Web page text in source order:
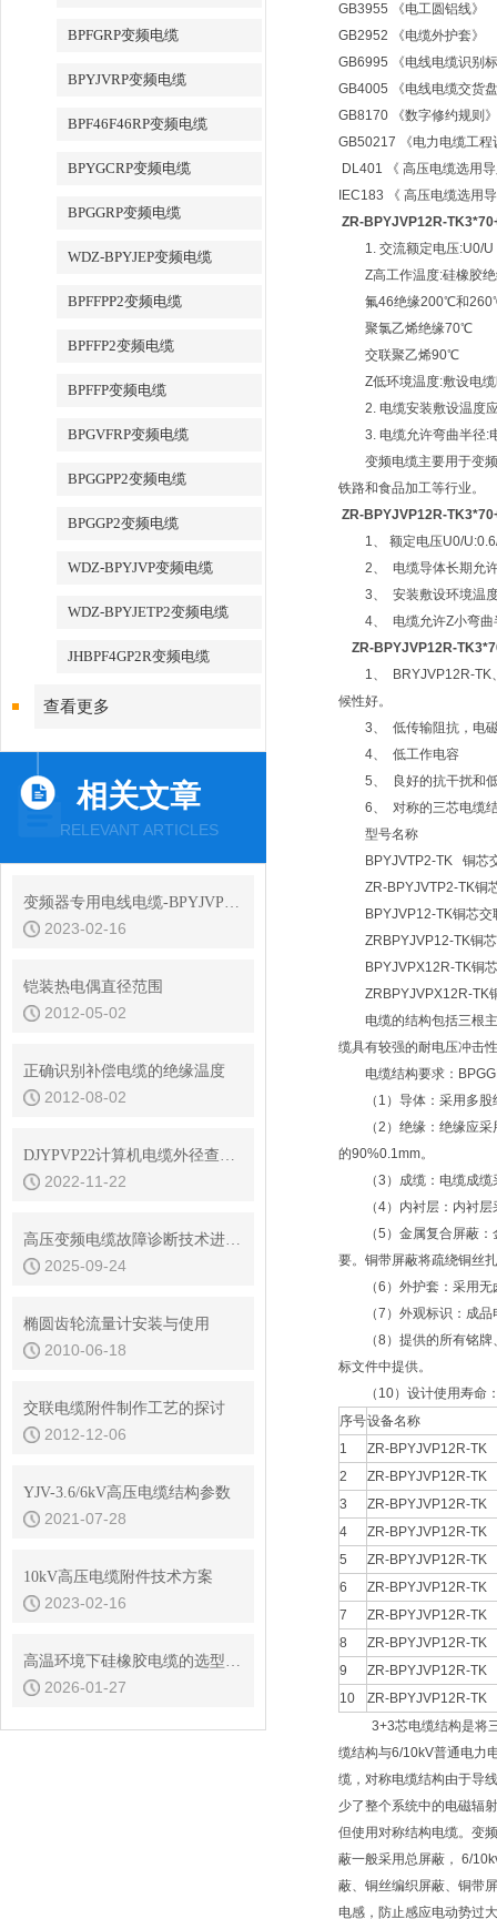
BPFGRP变频电缆
BPYJVRP变频电缆
BPF46F46RP变频电缆
BPYGCRP变频电缆
BPGGRP变频电缆
WDZ-BPYJEP变频电缆
BPFFPP2变频电缆
BPFFP2变频电缆
BPFFP变频电缆
BPGVFRP变频电缆
BPGGPP2变频电缆
BPGGP2变频电缆
WDZ-BPYJVP变频电缆
WDZ-BPYJETP2变频电缆
JHBPF4GP2R变频电缆
查看更多
相关文章
RELEVANT ARTICLES
变频器专用电线电缆-BPYJVP12R柔性变频电缆选型
2023-02-16
铠装热电偶直径范围
2012-05-02
正确识别补偿电缆的绝缘温度
2012-08-02
DJYPVP22计算机电缆外径查询表
2022-11-22
高压变频电缆故障诊断技术进展：从局部放电检测到在线监测系统
2025-09-24
椭圆齿轮流量计安装与使用
2010-06-18
交联电缆附件制作工艺的探讨
2012-12-06
YJV-3.6/6kV高压电缆结构参数
2021-07-28
10kV高压电缆附件技术方案
2023-02-16
高温环境下硅橡胶电缆的选型与长期老化性能评估
2026-01-27
GB3955 《电工圆铝线》
GB2952 《电缆外护套》
GB6995 《电线电缆识别
GB4005 《电线电缆交货
GB8170 《数字修约规则》
GB50217 《电力电缆工程
DL401 《 高压电缆选用
IEC183 《 高压电缆选用
ZR-BPYJVP12R-
1. 交流额定电压:U0/U
Z高工作温度:硅橡胶
氟46绝缘200℃和
聚氯乙烯绝缘70℃
交联聚乙烯90℃
Z低环境温度:敷设电缆
2. 电缆安装敷设温度
3. 电缆允许弯曲半径:
变频电缆主要用于变频
铁路和食品加工等行业。
ZR-BPYJVP12R-
1、 额定电压U0/
2、 电缆导体长期允许
3、 安装敷设环境温度
4、 电缆允许Z小弯曲
ZR-BPYJVP12R-
1、 BRYJVP12R-TK、
候性好。
3、 低传输阻抗，电磁
4、 低工作电容
5、 良好的抗干扰和低
6、 对称的三芯电缆结
型号名称
BPYJVTP2-TK 铜芯交
ZR-BPYJVTP2-TK铜芯
BPYJVP12-TK铜芯交
ZRBPYJVP12-TK铜芯
BPYJVPX12R-TK铜芯
ZRBPYJVPX12R-TK铜
电缆的结构包括三根主
缆具有较强的耐电压冲击
电缆结构要求：
（1）导体：采用多股细
（2）绝缘：绝缘应采用
的90%0.1mm。
（3）成缆：电缆成缆采
（4）内衬层：内衬层
（5）金属复合屏蔽：金
要。铜带屏蔽将疏绕铜丝
（6）外护套：采用无卤
（7）外观标识：成品电
（8）提供的所有铭牌、
标文件中提供。
（10）设计使用寿命
序号设备名称
1
ZR-BPYJVP12R-TK
2
ZR-BPYJVP12R-TK
3
ZR-BPYJVP12R-TK
4
ZR-BPYJVP12R-TK
5
ZR-BPYJVP12R-TK
6
ZR-BPYJVP12R-TK
7
ZR-BPYJVP12R-TK
8
ZR-BPYJVP12R-TK
9
ZR-BPYJVP12R-TK
10
ZR-BPYJVP12R-TK
3+3芯电缆结构是将三
缆结构与6/10kV普通电力
缆，对称电缆结构由于导
少了整个系统中的电磁辐
但使用对称结构电缆。变
蔽一般采用总屏蔽， 6/
蔽、铜丝编织屏蔽、铜带
电感，防止感应电动势过